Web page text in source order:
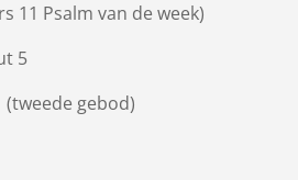
11 Psalm van de week)
5
(tweede gebod)